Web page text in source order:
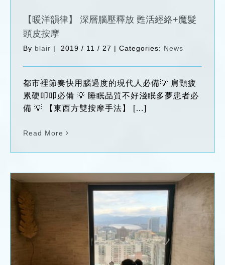
【暖洋韻律】 深層腦壓釋放 甦活經絡+魔髮
頭皮按摩
By blair | 2019 / 11 / 27 | Categories: News
都市裡節奏快用腦過度的現代人必備💡 肩頸疲
累硬叩叩必備 💡 睡眠品質不好淺眠多夢患者必
備 💡 【東西方雙按摩手法】 […]
Read More
Sparkle邀您共享 雙11快閃限定11天優惠
現抵$1111
News